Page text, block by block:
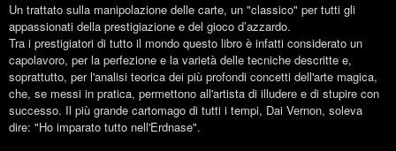
Un trattato sulla manipolazione delle carte, un "classico" per tutti gli
appassionati della prestigiazione e del gioco d’azzardo.
Tra i prestigiatori di tutto il mondo questo libro è infatti considerato un
capolavoro, per la perfezione e la varietà delle tecniche descritte e,
soprattutto, per l'analisi teorica dei più profondi concetti dell'arte magica,
che, se messi in pratica, permettono all'artista di illudere e di stupire con
successo. Il più grande cartomago di tutti i tempi, Dai Vernon, soleva
dire: "Ho imparato tutto nell'Erdnase".